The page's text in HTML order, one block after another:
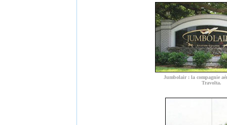
Jumbolair : la compagnie
Travolta.